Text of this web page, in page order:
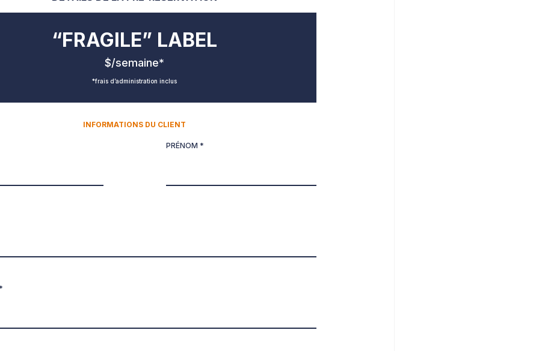
“FRAGILE” LABEL
$/semaine*
*frais d’administration inclus
INFORMATIONS DU CLIENT
PRÉNOM *